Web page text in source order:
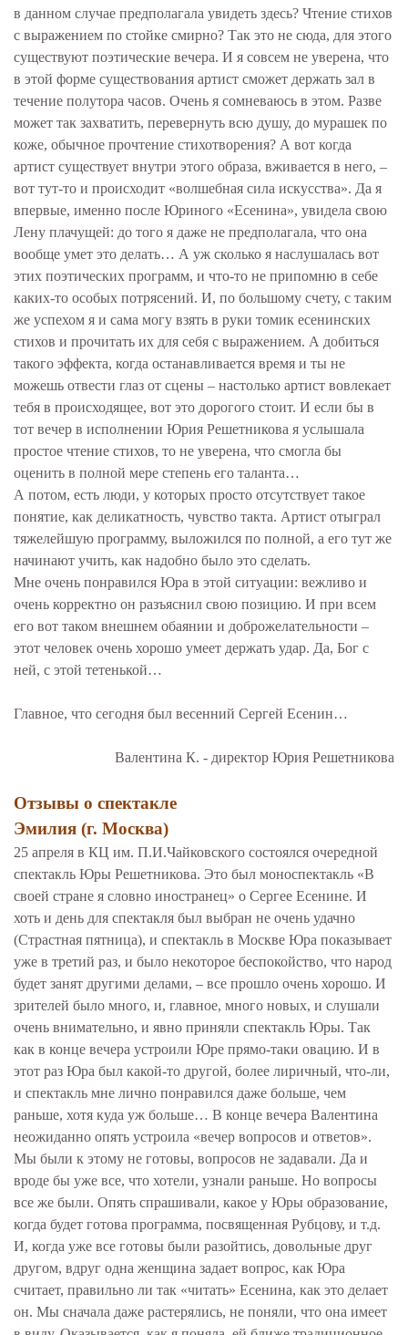
в данном случае предполагала увидеть здесь? Чтение стихов
с выражением по стойке смирно? Так это не сюда, для этого
существуют поэтические вечера. И я совсем не уверена, что
в этой форме существования артист сможет держать зал в
течение полутора часов. Очень я сомневаюсь в этом. Разве
может так захватить, перевернуть всю душу, до мурашек по
коже, обычное прочтение стихотворения? А вот когда
артист существует внутри этого образа, вживается в него, –
вот тут-то и происходит «волшебная сила искусства». Да я
впервые, именно после Юриного «Есенина», увидела свою
Лену плачущей: до того я даже не предполагала, что она
вообще умет это делать… А уж сколько я наслушалась вот
этих поэтических программ, и что-то не припомню в себе
каких-то особых потрясений. И, по большому счету, с таким
же успехом я и сама могу взять в руки томик есенинских
стихов и прочитать их для себя с выражением. А добиться
такого эффекта, когда останавливается время и ты не
можешь отвести глаз от сцены – настолько артист вовлекает
тебя в происходящее, вот это дорогого стоит. И если бы в
тот вечер в исполнении Юрия Решетникова я услышала
простое чтение стихов, то не уверена, что смогла бы
оценить в полной мере степень его таланта…
А потом, есть люди, у которых просто отсутствует такое
понятие, как деликатность, чувство такта. Артист отыграл
тяжелейшую программу, выложился по полной, а его тут же
начинают учить, как надобно было это сделать.
Мне очень понравился Юра в этой ситуации: вежливо и
очень корректно он разъяснил свою позицию. И при всем
его вот таком внешнем обаянии и доброжелательности –
этот человек очень хорошо умеет держать удар. Да, Бог с
ней, с этой тетенькой…
Главное, что сегодня был весенний Сергей Есенин…
Валентина К. - директор Юрия Решетникова
Отзывы о спектакле
Эмилия (г. Москва)
25 апреля в КЦ им. П.И.Чайковского состоялся очередной
спектакль Юры Решетникова. Это был моноспектакль «В
своей стране я словно иностранец» о Сергее Есенине. И
хоть и день для спектакля был выбран не очень удачно
(Страстная пятница), и спектакль в Москве Юра показывает
уже в третий раз, и было некоторое беспокойство, что народ
будет занят другими делами, – все прошло очень хорошо. И
зрителей было много, и, главное, много новых, и слушали
очень внимательно, и явно приняли спектакль Юры. Так
как в конце вечера устроили Юре прямо-таки овацию. И в
этот раз Юра был какой-то другой, более лиричный, что-ли,
и спектакль мне лично понравился даже больше, чем
раньше, хотя куда уж больше… В конце вечера Валентина
неожиданно опять устроила «вечер вопросов и ответов».
Мы были к этому не готовы, вопросов не задавали. Да и
вроде бы уже все, что хотели, узнали раньше. Но вопросы
все же были. Опять спрашивали, какое у Юры образование,
когда будет готова программа, посвященная Рубцову, и т.д.
И, когда уже все готовы были разойтись, довольные друг
другом, вдруг одна женщина задает вопрос, как Юра
считает, правильно ли так «читать» Есенина, как это делает
он. Мы сначала даже растерялись, не поняли, что она имеет